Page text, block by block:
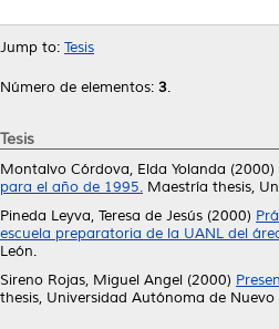
Jump to: Tesis
Número de elementos: 3.
Tesis
Montalvo Córdova, Elda Yolanda (2000)
para el año de 1995. Maestría thesis,
Pineda Leyva, Teresa de Jesús (2000)
escuela preparatoria de la UANL del
León.
Sireno Rojas, Miguel Angel (2000)
thesis, Universidad Autónoma de Nuevo